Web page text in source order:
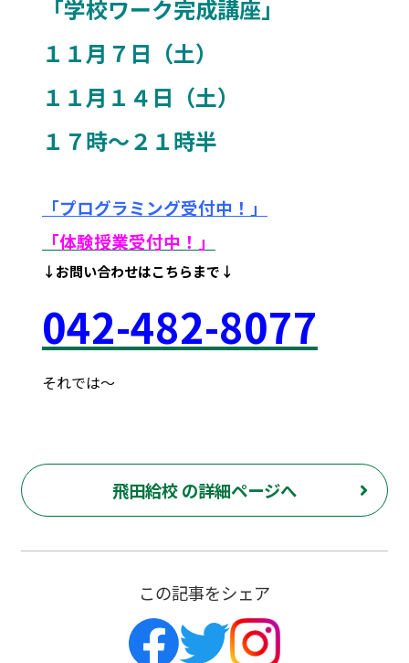
「学校ワーク完成講座」
１１月７日（土）
１１月１４日（土）
１７時～２１時半
「プログラミング受付中！」
「体験授業受付中！ 」
↓お問い合わせはこちらまで↓
042-482-8077
それでは～
飛田給校 の詳細ページへ
この記事をシェア